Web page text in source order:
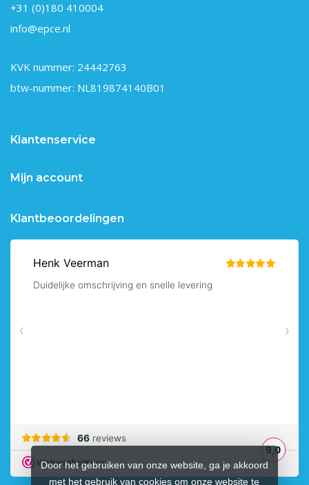
+31 (0)180 410004
info@epce.nl
KVK nummer: 24442763
btw-nummer: NL819874140B01
Klantenservice
Mijn account
Klantbeoordelingen
Door het gebruiken van onze website, ga je akkoord
met het gebruik van cookies om onze website te